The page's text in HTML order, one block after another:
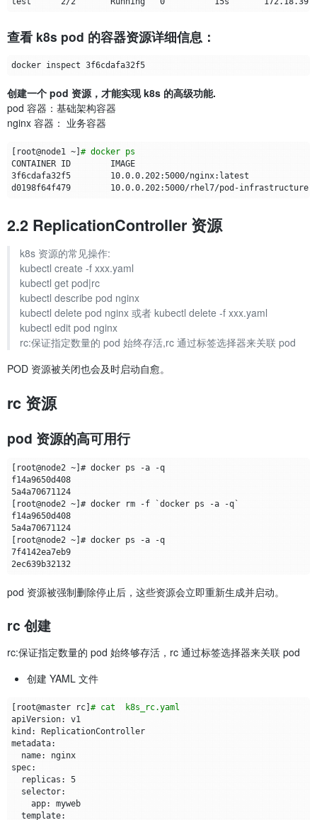
查看 k8s pod 的容器资源详细信息：
docker inspect 3f6cdafa32f5
创建一个 pod 资源，才能实现 k8s 的高级功能.
pod 容器：基础架构容器
nginx 容器： 业务容器
root@node1 ~] # docker ps
3f6cdafa32f5        10.0.0.202:5000/
d0198f64f479        10.0.0.202:5000/rhel7/pod-
2.2 ReplicationController 资源
k8s 资源的常见操作:
kubectl create -f xxx.yaml
kubectl get pod|rc
kubectl describe pod nginx
kubectl delete pod nginx 或者 kubectl delete -f xxx.yaml
kubectl edit pod nginx
rc:保证指定数量的 pod 始终存活,rc 通过标签选择器来关联 pod
POD 资源被关闭也会及时启动自愈。
rc 资源
pod 资源的高可用行
[root@node2 ~]# docker ps -a -q
f14a9650d408
5a4a70671124
f14a9650d408
5a4a70671124
[root@node2 ~]# docker ps -a -q
7f4142ea7eb9
2ec639b32132
pod 资源被强制删除停止后，这些资源会立即重新生成并启动。
rc 创建
rc:保证指定数量的 pod 始终够存活，rc 通过标签选择器来关联 pod
创建 YAML 文件
[ root@master rc] # cat  k8s_rc.yaml
kind: ReplicationController
  name: nginx
  replicas:
5
    app: myweb